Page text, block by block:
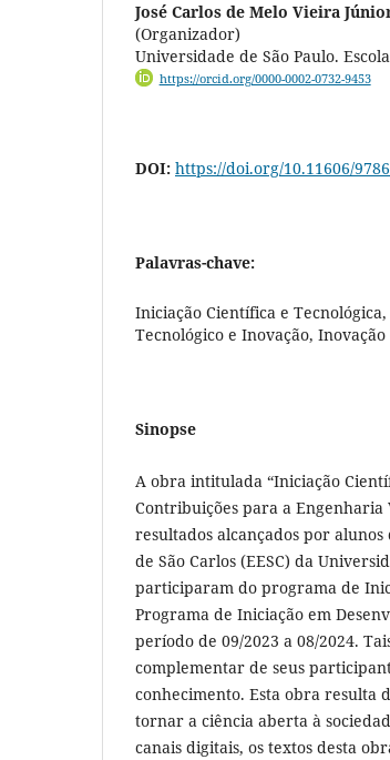
José Carlos de Melo Vieira
(Organizador)
Universidade de São Paulo.
https://orcid.org/0000-0002-0732-9453
DOI: https://doi.org/10.11606/
Palavras-chave:
Iniciação Científica e
Tecnológico e Inovação,
Sinopse
A obra intitulada “Iniciação
Contribuições para a Engenharia
resultados alcançados por
de São Carlos (EESC) da
participaram do programa de
Programa de Iniciação em
período de 09/2023 a 08/2024.
complementar de seus
conhecimento. Esta obra resulta
tornar a ciência aberta à
canais digitais, os textos desta